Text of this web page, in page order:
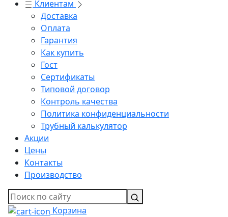
Клиентам
Доставка
Оплата
Гарантия
Как купить
Гост
Сертификаты
Типовой договор
Контроль качества
Политика конфиденциальности
Трубный калькулятор
Акции
Цены
Контакты
Производство
Корзина